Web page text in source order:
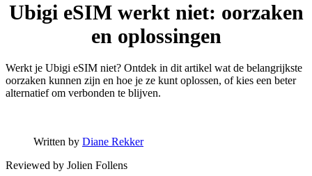
Ubigi eSIM werkt niet: oorzaken
en oplossingen
Werkt je Ubigi eSIM niet? Ontdek in dit artikel wat de belangrijkste
oorzaken kunnen zijn en hoe je ze kunt oplossen, of kies een beter
alternatief om verbonden te blijven.
Written by Diane Rekker
Reviewed by Jolien Follens